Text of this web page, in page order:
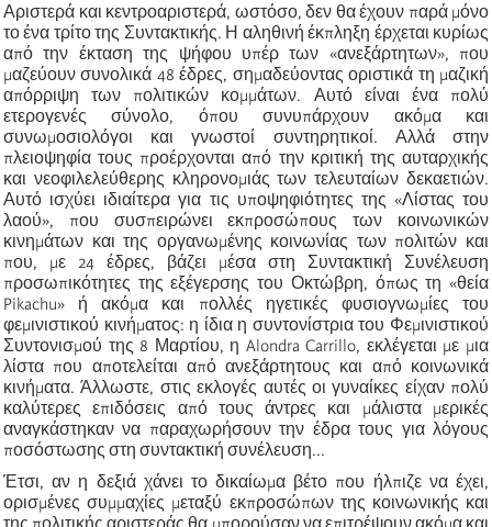
Αριστερά και κεντροαριστερά, ωστόσο, δεν θα έχουν παρά μόνο
το ένα τρίτο της Συντακτικής. Η αληθινή έκπληξη έρχεται κυρίως
από την έκταση της ψήφου υπέρ των «ανεξάρτητων», που
μαζεύουν συνολικά 48 έδρες, σημαδεύοντας οριστικά τη μαζική
απόρριψη των πολιτικών κομμάτων. Αυτό είναι ένα πολύ
ετερογενές σύνολο, όπου συνυπάρχουν ακόμα και
συνωμοσιολόγοι και γνωστοί συντηρητικοί. Αλλά στην
πλειοψηφία τους προέρχονται από την κριτική της αυταρχικής
και νεοφιλελεύθερης κληρονομιάς των τελευταίων δεκαετιών.
Αυτό ισχύει ιδιαίτερα για τις υποψηφιότητες της «Λίστας του
λαού», που συσπειρώνει εκπροσώπους των κοινωνικών
κινημάτων και της οργανωμένης κοινωνίας των πολιτών και
που, με 24 έδρες, βάζει μέσα στη Συντακτική Συνέλευση
προσωπικότητες της εξέγερσης του Οκτώβρη, όπως τη «θεία
Pikachu» ή ακόμα και πολλές ηγετικές φυσιογνωμίες του
φεμινιστικού κινήματος: η ίδια η συντονίστρια του Φεμινιστικού
Συντονισμού της 8 Μαρτίου, η Alondra Carrillo, εκλέγεται με μια
λίστα που αποτελείται από ανεξάρτητους και από κοινωνικά
κινήματα. Άλλωστε, στις εκλογές αυτές οι γυναίκες είχαν πολύ
καλύτερες επιδόσεις από τους άντρες και μάλιστα μερικές
αναγκάστηκαν να παραχωρήσουν την έδρα τους για λόγους
ποσόστωσης στη συντακτική συνέλευση...
Έτσι, αν η δεξιά χάνει το δικαίωμα βέτο που ήλπιζε να έχει,
ορισμένες συμμαχίες μεταξύ εκπροσώπων της κοινωνικής και